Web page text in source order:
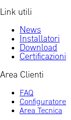
Link utili
News
Installatori
Download
Certificazioni
Area Clienti
FAQ
Configuratore
Area Tecnica